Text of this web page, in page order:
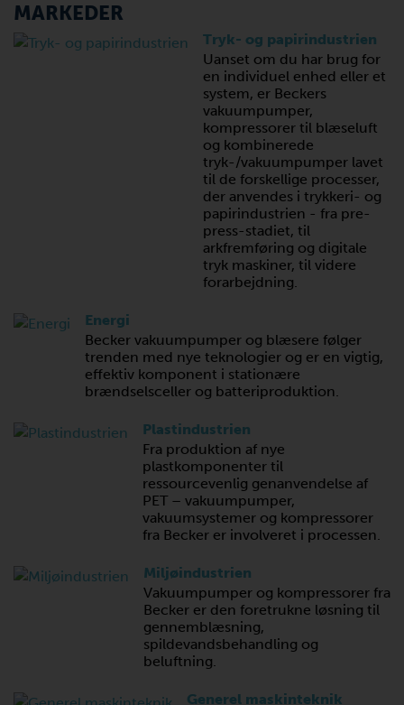
MARKEDER
Tryk- og papirindustrien
Uanset om du har brug for
en individuel enhed eller et
system, er Beckers
vakuumpumper,
kompressorer til blæseluft
og kombinerede
tryk-/vakuumpumper lavet
til de forskellige processer,
der anvendes i trykkeri- og
papirindustrien - fra pre-
press-stadiet, til
arkfremføring og digitale
tryk maskiner, til videre
forarbejdning.
Energi
Becker vakuumpumper og blæsere følger
trenden med nye teknologier og er en vigtig,
effektiv komponent i stationære
brændselsceller og batteriproduktion.
Plastindustrien
Fra produktion af nye
plastkomponenter til
ressourcevenlig genanvendelse af
PET – vakuumpumper,
vakuumsystemer og kompressorer
fra Becker er involveret i processen.
Miljøindustrien
Vakuumpumper og kompressorer fra
Becker er den foretrukne løsning til
gennemblæsning,
spildevandsbehandling og
beluftning.
Generel maskinteknik